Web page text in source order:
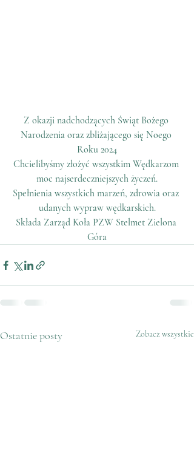
Z okazji nadchodzących Świąt Bożego
Narodzenia oraz zbliżającego się Noego
Roku 2024
Chcielibyśmy złożyć wszystkim Wędkarzom
moc najserdeczniejszych życzeń.
Spełnienia wszystkich marzeń, zdrowia oraz
udanych wypraw wędkarskich.
Składa Zarząd Koła PZW Stelmet Zielona
Góra
Ostatnie posty Zobacz wszystkie